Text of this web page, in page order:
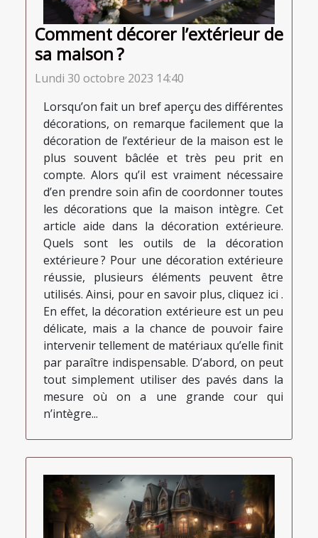
Comment décorer l’extérieur de
sa maison ?
Lundi 30 octobre 2023 14:40
Lorsqu’on fait un bref aperçu des différentes
décorations, on remarque facilement que la
décoration de l’extérieur de la maison est le
plus souvent bâclée et très peu prit en
compte. Alors qu’il est vraiment nécessaire
d’en prendre soin afin de coordonner toutes
les décorations que la maison intègre. Cet
article aide dans la décoration extérieure.
Quels sont les outils de la décoration
extérieure ? Pour une décoration extérieure
réussie, plusieurs éléments peuvent être
utilisés. Ainsi, pour en savoir plus, cliquez ici .
En effet, la décoration extérieure est un peu
délicate, mais a la chance de pouvoir faire
intervenir tellement de matériaux qu’elle finit
par paraître indispensable. D’abord, on peut
tout simplement utiliser des pavés dans la
mesure où on a une grande cour qui
n’intègre...